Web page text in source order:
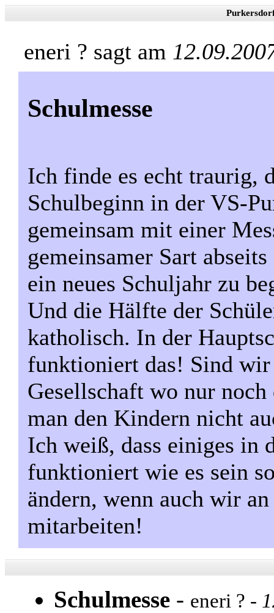
eneri ? sagt am
Schulmesse
Ich finde es echt traurig,
Schulbeginn in der VS-
gemeinsam mit einer
gemeinsamer Sart
ein neues Schuljahr zu
Und die Hälfte der
katholisch. In der
funktioniert das! Sind
Gesellschaft wo nur
man den Kindern nicht
Ich weiß, dass einiges in
funktioniert wie es sein
ändern, wenn auch wir
mitarbeiten!
Schulmesse - eneri ? -